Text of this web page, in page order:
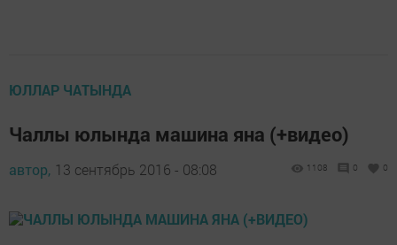
ЮЛЛАР ЧАТЫНДА
Чаллы юлында машина яна (+видео)
автор, 13 сентябрь 2016 - 08:08 1108 0 0